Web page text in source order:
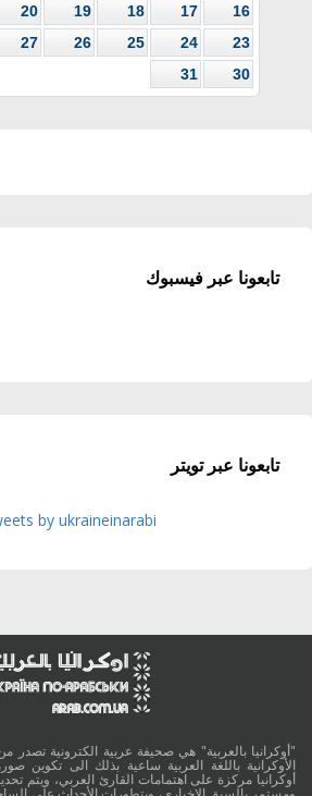
16
17
18
19
20
23
24
25
26
27
30
31
تابعونا عبر فيسبوك
تابعونا عبر تويتر
by ukraineinarabi
"أوكرانيا بالعربية" هي صحيفة عربية الكترونية تصدر من
الأوكرانية باللغة العربية ساعية بذلك الى تكوين
أوكرانيا مركزة على اهتمامات القارئ العربي، ويتم